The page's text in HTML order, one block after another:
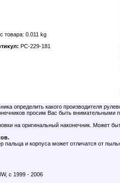
товара: 0.011 kg
PC-229-181
определить какого производителя
просим Вас быть внимательными
на оригинальный наконечник. Может
пальца и корпуса может отличатся от
с 1999 - 2006